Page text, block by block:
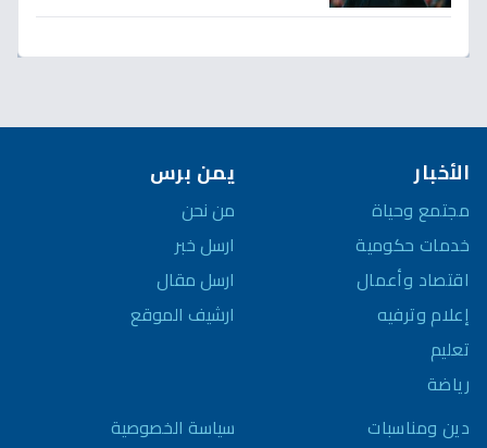
الأخبار
مجتمع وحياة
خدمات حكومية
اقتصاد وأعمال
إعلام وترفيه
تعليم
رياضة
دين ومناسبات
يمن برس
من نحن
ارسل خبر
ارسل مقال
ارشيف الموقع
سياسة الخصوصية